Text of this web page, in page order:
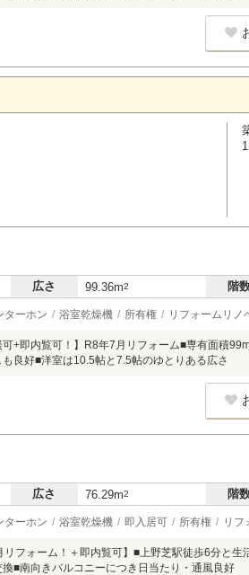
広さ 99.36m2 階
ターホン 浴室乾燥機 所有権 リフォームリノ
可+即内覧可！】R8年7月リフォーム■専有面積
も良好■洋室は10.5帖と7.5帖のゆとりある広さ
広さ 76.29m2 階
ターホン 浴室乾燥機 即入居可 所有権 リフ
リフォーム！＋即内覧可】■上野芝駅徒歩6分と
■南向きバルコニーにつき日当たり・通風良好